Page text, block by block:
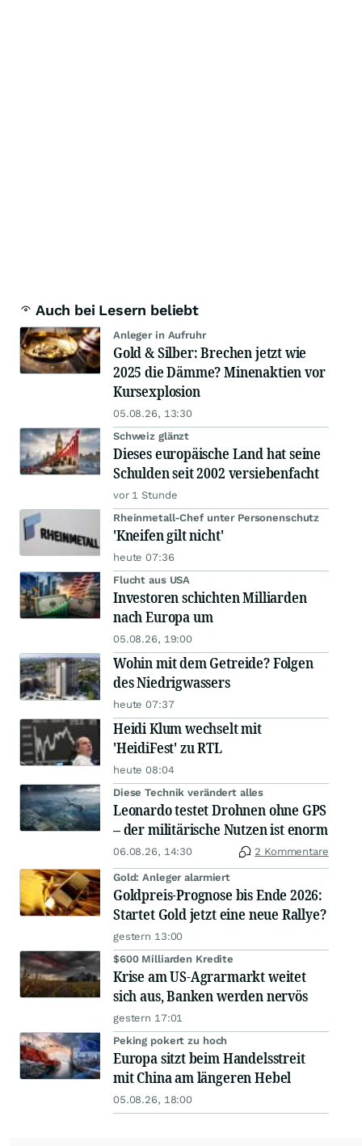
Auch bei Lesern beliebt
Anleger in Aufruhr
Gold & Silber: Brechen jetzt wie
2025 die Dämme? Minenaktien vor
Kursexplosion
05.08.26, 13:30
Schweiz glänzt
Dieses europäische Land hat seine
Schulden seit 2002 versiebenfacht
vor 1 Stunde
Rheinmetall-Chef unter Personenschutz
'Kneifen gilt nicht'
heute 07:36
Flucht aus USA
Investoren schichten Milliarden
nach Europa um
05.08.26, 19:00
Wohin mit dem Getreide? Folgen
des Niedrigwassers
heute 07:37
Heidi Klum wechselt mit
'HeidiFest' zu RTL
heute 08:04
Diese Technik verändert alles
Leonardo testet Drohnen ohne GPS
– der militärische Nutzen ist enorm
06.08.26, 14:30 2 Kommentare
Gold: Anleger alarmiert
Goldpreis-Prognose bis Ende 2026:
Startet Gold jetzt eine neue Rallye?
gestern 13:00
$600 Milliarden Kredite
Krise am US-Agrarmarkt weitet
sich aus, Banken werden nervös
gestern 17:01
Peking pokert zu hoch
Europa sitzt beim Handelsstreit
mit China am längeren Hebel
05.08.26, 18:00